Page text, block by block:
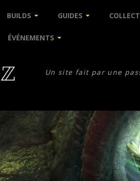
Un site fait par une
BUILDS GUIDES
ÉVÉNEMENTS